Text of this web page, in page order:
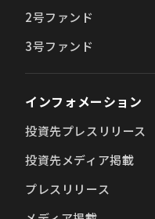
2号ファンド
3号ファンド
インフォメーション
投資先プレスリリース
投資先メディア掲載
プレスリリース